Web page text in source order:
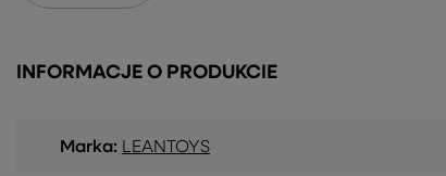
INFORMACJE O PRODUKCIE
Marka: LEANTOYS